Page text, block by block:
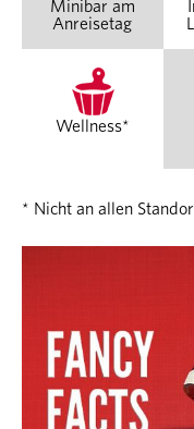
Minibar am
Anreisetag
Wellness*
* Nicht an allen